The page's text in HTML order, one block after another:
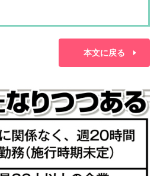
本文に戻る